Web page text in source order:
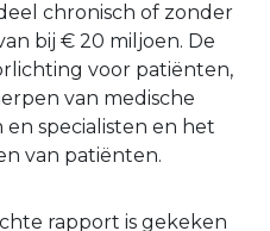
chronisch of zonder
bij € 20 miljoen. De
voor patiënten,
van medische
specialisten en het
van patiënten.
rapport is gekeken